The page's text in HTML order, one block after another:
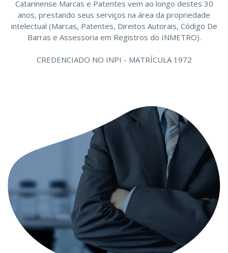
Catarinense Marcas e Patentes vem ao longo destes 30
anos, prestando seus serviços na área da propriedade
intelectual (Marcas, Patentes, Direitos Autorais, Código De
Barras e Assessoria em Registros do INMETRO).
CREDENCIADO NO INPI - MATRÍCULA 1972